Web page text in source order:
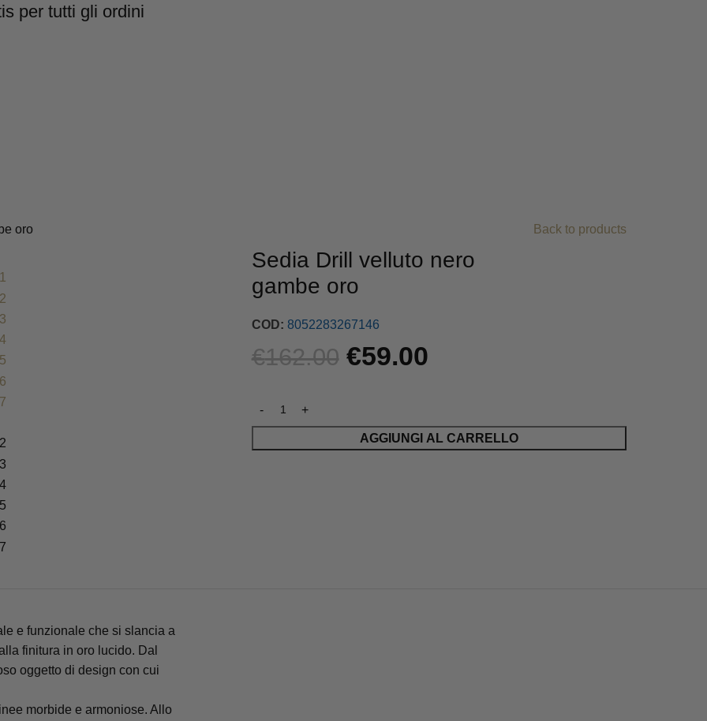
tutti gli ordini
oro Back to products
Sedia Drill velluto nero
gambe oro
COD: 8052283267146
€162.00 €59.00
AGGIUNGI AL CARRELLO
e funzionale che si slancia a
finitura in oro lucido. Dal
oggetto di design con cui
morbide e armoniose. Allo